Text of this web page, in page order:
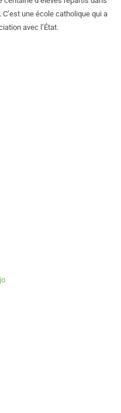
une école catholique qui a
avec l’État.